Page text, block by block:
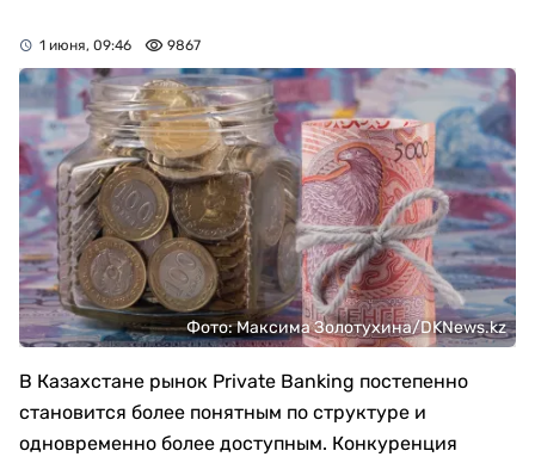
1 июня, 09:46 9867
Фото: Максима Золотухина/DKNews.kz
В Казахстане рынок Private Banking постепенно
становится более понятным по структуре и
одновременно более доступным. Конкуренция